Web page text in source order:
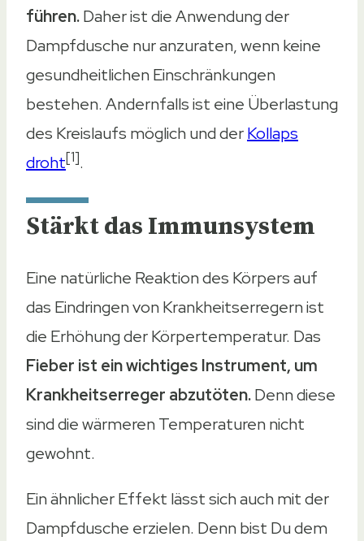
führen.Daher ist die Anwendung der
Dampfdusche nur anzuraten, wenn keine
gesundheitlichen Einschränkungen
bestehen. Andernfalls ist eine Überlastung
des Kreislaufs möglich und derKollaps
droht[1].
Stärkt das Immunsystem
Eine natürliche Reaktion des Körpers auf
das Eindringen von Krankheitserregern ist
die Erhöhung der Körpertemperatur. Das
Fieber ist ein wichtiges Instrument, um
Krankheitserreger abzutöten.Denn diese
sind die wärmeren Temperaturen nicht
gewohnt.
Ein ähnlicher Effekt lässt sich auch mit der
Dampfdusche erzielen. Denn bist Du dem